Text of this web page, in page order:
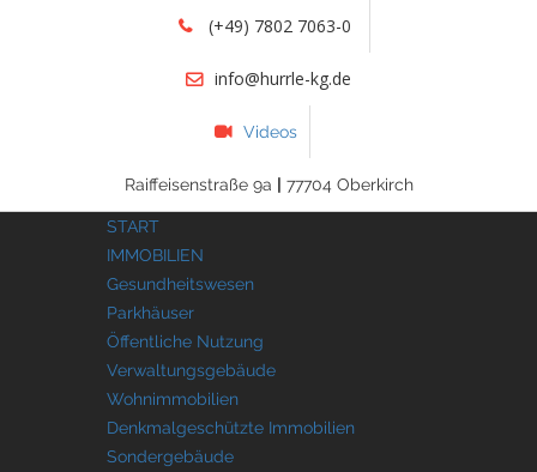
(+49) 7802 7063-0
info@hurrle-kg.de
Videos
Raiffeisenstraße 9a | 77704 Oberkirch
START
IMMOBILIEN
Gesundheitswesen
Parkhäuser
Öffentliche Nutzung
Verwaltungsgebäude
Wohnimmobilien
Denkmalgeschützte Immobilien
Sondergebäude